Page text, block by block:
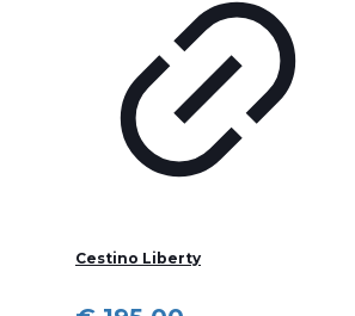
Cestino Liberty